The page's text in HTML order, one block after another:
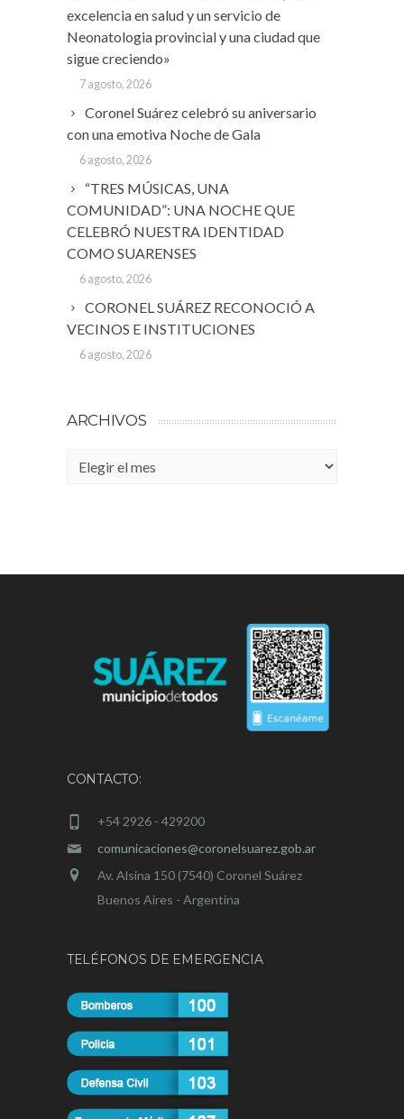
excelencia en salud y un servicio de
Neonatologia provincial y una ciudad que
sigue creciendo»
7 agosto, 2026
Coronel Suárez celebró su aniversario
con una emotiva Noche de Gala
6 agosto, 2026
“TRES MÚSICAS, UNA
COMUNIDAD”: UNA NOCHE QUE
CELEBRÓ NUESTRA IDENTIDAD
COMO SUARENSES
6 agosto, 2026
CORONEL SUÁREZ RECONOCIÓ A
VECINOS E INSTITUCIONES
6 agosto, 2026
ARCHIVOS
Archivos
CONTACTO:
+54 2926 - 429200
comunicaciones@coronelsuarez.gob.ar
Av. Alsina 150 (7540) Coronel Suárez
Buenos Aires - Argentina
TELÉFONOS DE EMERGENCIA